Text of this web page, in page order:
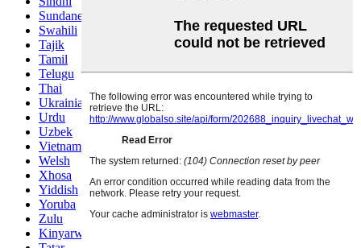
Sundanese
Swahili
Tajik
Tamil
Telugu
Thai
Ukrainian
Urdu
Uzbek
Vietnamese
Welsh
Xhosa
Yiddish
Yoruba
Zulu
Kinyarwanda